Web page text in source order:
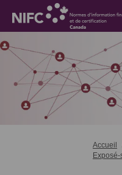
Vous êtes ici:
Accueil